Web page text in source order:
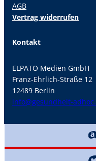
AGB
Vertrag widerrufen
Kontakt
ELPATO Medien GmbH
Franz-Ehrlich-Straße 12
12489 Berlin
info@gesundheit-